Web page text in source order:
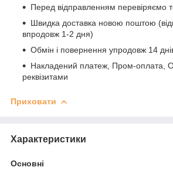
Перед відправленням перевіряємо
Швидка доставка новою поштою
впродовж 1-2 дня)
Обмін і повернення упродовж 14
Накладений платеж, Пром-оплата,
реквізитами
Приховати
Характеристики
Основні